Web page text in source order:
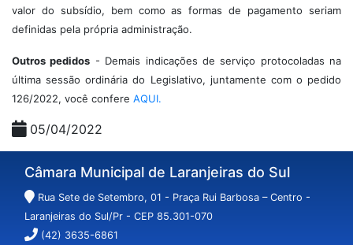
valor do subsídio, bem como as formas de pagamento seriam
definidas pela própria administração.
Outros pedidos - Demais indicações de serviço protocoladas na
última sessão ordinária do Legislativo, juntamente com o pedido
126/2022, você confere AQUI.
05/04/2022
Câmara Municipal de Laranjeiras do Sul
Rua Sete de Setembro, 01 - Praça Rui Barbosa – Centro -
Laranjeiras do Sul/Pr - CEP 85.301-070
(42) 3635-6861